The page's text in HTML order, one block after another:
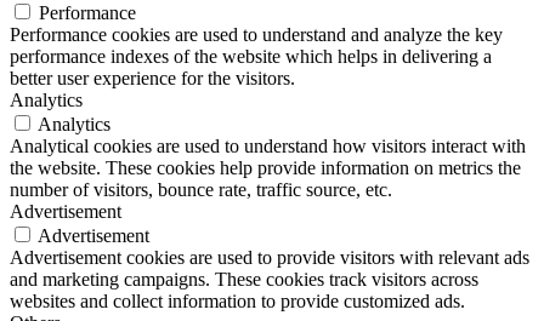
Performance
Performance cookies are used to understand and analyze the key
performance indexes of the website which helps in delivering a
better user experience for the visitors.
Analytics
Analytics
Analytical cookies are used to understand how visitors interact with
the website. These cookies help provide information on metrics the
number of visitors, bounce rate, traffic source, etc.
Advertisement
Advertisement
Advertisement cookies are used to provide visitors with relevant ads
and marketing campaigns. These cookies track visitors across
websites and collect information to provide customized ads.